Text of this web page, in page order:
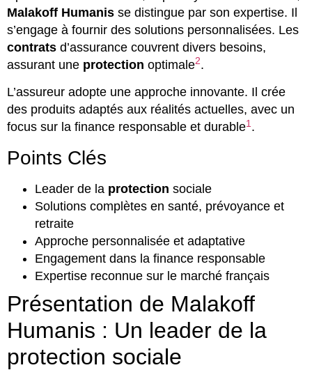
Malakoff Humanis se distingue par son expertise. Il
s’engage à fournir des solutions personnalisées. Les
contrats d’assurance couvrent divers besoins,
assurant une protection optimale2.
L’assureur adopte une approche innovante. Il crée
des produits adaptés aux réalités actuelles, avec un
focus sur la finance responsable et durable1 .
Points Clés
Leader de la protection sociale
Solutions complètes en santé, prévoyance et
retraite
Approche personnalisée et adaptative
Engagement dans la finance responsable
Expertise reconnue sur le marché français
Présentation de Malakoff
Humanis : Un leader de la
protection sociale